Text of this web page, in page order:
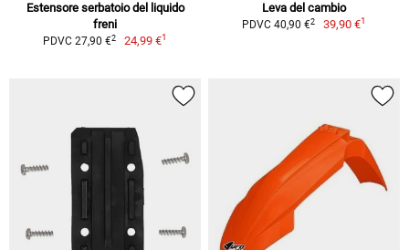
Estensore serbatoio del liquido
freni
PDVC 27,90 €2 24,99 €1
Leva del cambio
PDVC 40,90 €2 39,90 €1